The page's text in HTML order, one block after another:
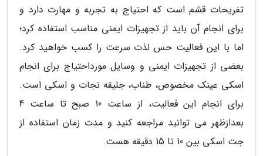
تفریحات قشم است که احتیاج به تجربه و مهارت دارد و
برای انجام آن باید از تجهیزات ایمنی مناسب استفاده کرد؛
اما با این فعالیت حس لذت سرعت را کسب خواهید کرد.
بعضی از تجهیزات ایمنی و وسایل مورداحتیاج برای انجام
اسکی عینک مخصوص، طناب، جلیقه نجات و اسکی است.
برای انجام این فعالیت، از ساعت 10 صبح تا ساعت 4
بعدازظهر می توانید مراجعه کنید و مدت زمان استفاده از
جت اسکی بین 10 تا 15 دقیقه هست.